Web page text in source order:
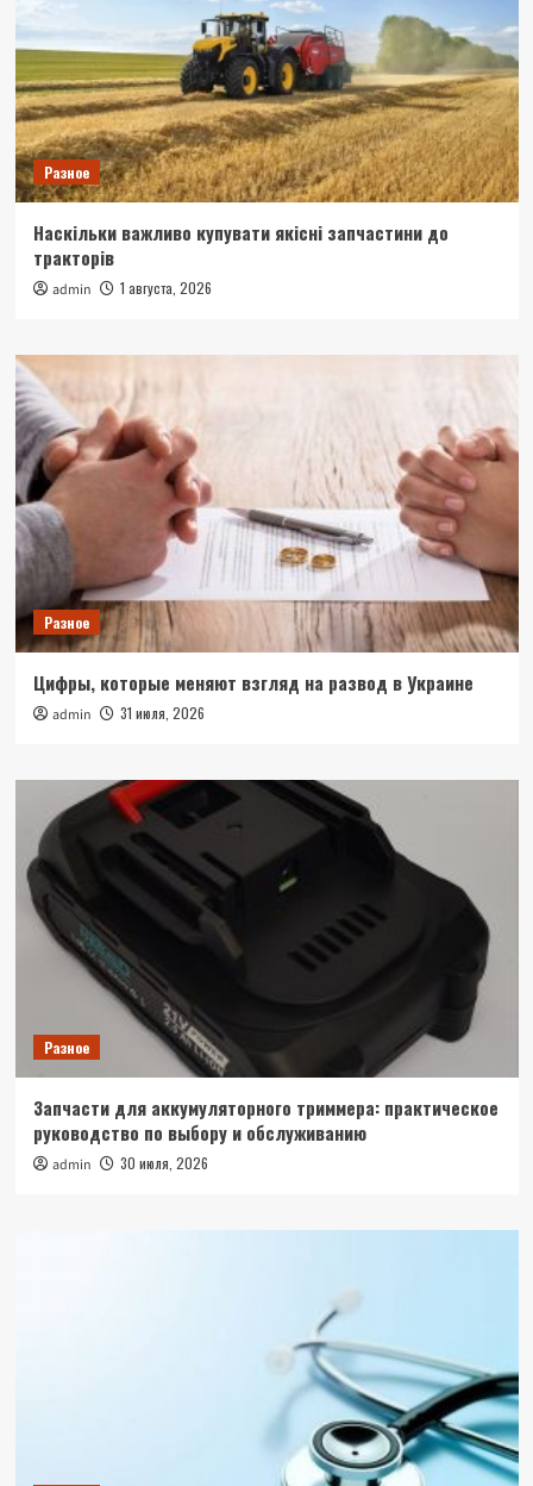
Разное
Наскільки важливо купувати якісні запчастини до
тракторів
admin 1 августа, 2026
Разное
Цифры, которые меняют взгляд на развод в Украине
admin 31 июля, 2026
Разное
Запчасти для аккумуляторного триммера: практическое
руководство по выбору и обслуживанию
admin 30 июля, 2026